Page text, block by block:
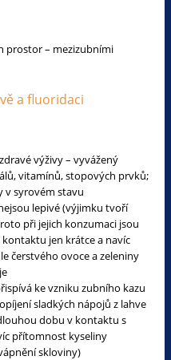
prostor – mezizubními
a fluoridaci
výživy – vyvážený
vitamínů, stopových prvků;
v syrovém stavu
lepivé (výjimku tvoří
při jejich konzumaci jsou
jen krátce a navíc
čerstvého ovoce a zeleniny
ke vzniku zubního kazu
sladkých nápojů z lahve
dobu v kontaktu s
přítomnost kyseliny
skloviny)